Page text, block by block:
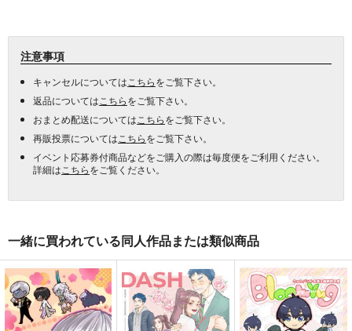
注意事項
キャンセルについては こちらをご覧下さい。
返品については こちらをご覧下さい。
おまとめ配送については こちらをご覧下さい。
再販投票については こちらをご覧下さい。
イベント応募券付商品などをご購入の際は毎度便をご利用ください。
詳細は こちらをご覧ください。
一緒に買われている同人作品または類似商品